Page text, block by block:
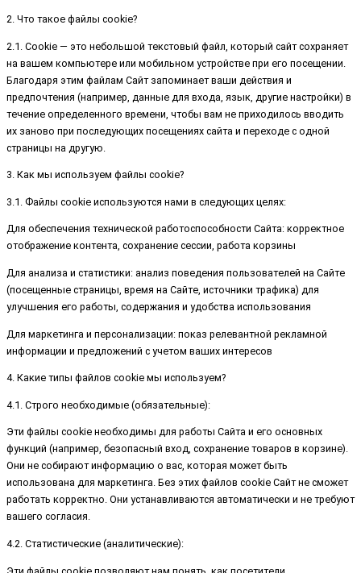
2. Что такое файлы cookie?
2.1. Cookie — это небольшой текстовый файл, который сайт сохраняет
на вашем компьютере или мобильном устройстве при его посещении.
Благодаря этим файлам Сайт запоминает ваши действия и
предпочтения (например, данные для входа, язык, другие настройки) в
течение определенного времени, чтобы вам не приходилось вводить
их заново при последующих посещениях сайта и переходе с одной
страницы на другую.
3. Как мы используем файлы cookie?
3.1. Файлы cookie используются нами в следующих целях:
Для обеспечения технической работоспособности Сайта: корректное
отображение контента, сохранение сессии, работа корзины
Для анализа и статистики: анализ поведения пользователей на Сайте
(посещенные страницы, время на Сайте, источники трафика) для
улучшения его работы, содержания и удобства использования
Для маркетинга и персонализации: показ релевантной рекламной
информации и предложений с учетом ваших интересов
4. Какие типы файлов cookie мы используем?
4.1. Строго необходимые (обязательные):
Эти файлы cookie необходимы для работы Сайта и его основных
функций (например, безопасный вход, сохранение товаров в корзине).
Они не собирают информацию о вас, которая может быть
использована для маркетинга. Без этих файлов cookie Сайт не сможет
работать корректно. Они устанавливаются автоматически и не требуют
вашего согласия.
4.2. Статистические (аналитические):